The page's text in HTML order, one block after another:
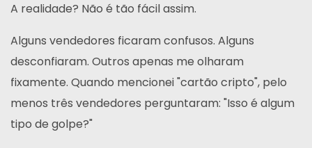
A realidade? Não é tão fácil assim.
Alguns vendedores ficaram confusos. Alguns
desconfiaram. Outros apenas me olharam
fixamente. Quando mencionei "cartão cripto", pelo
menos três vendedores perguntaram: "Isso é algum
tipo de golpe?"